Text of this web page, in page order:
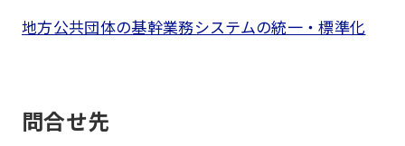
地方公共団体の基幹業務システムの統一・標準化
問合せ先